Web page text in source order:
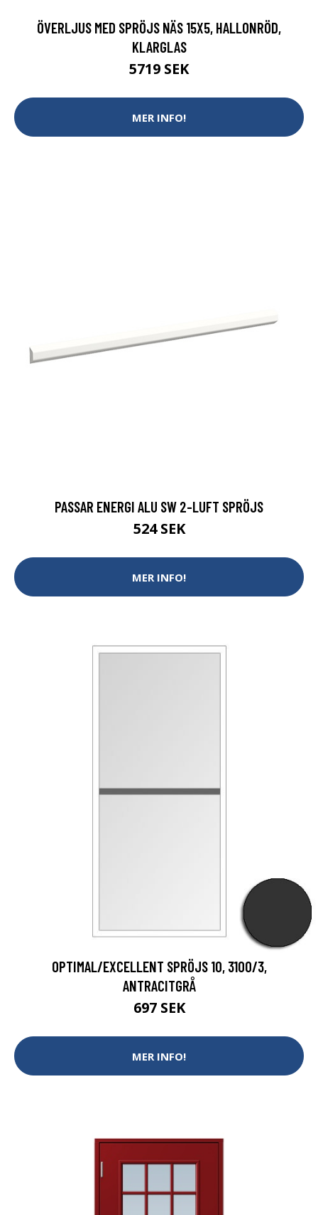
ÖVERLJUS MED SPRÖJS NÄS 15X5, HALLONRÖD,
KLARGLAS
5719 SEK
MER INFO!
PASSAR ENERGI ALU SW 2-LUFT SPRÖJS
524 SEK
MER INFO!
OPTIMAL/EXCELLENT SPRÖJS 10, 3100/3,
ANTRACITGRÅ
697 SEK
MER INFO!